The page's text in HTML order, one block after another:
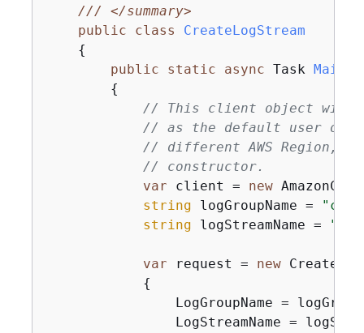
///
</summary>
public
class
CreateLogStream
{
public
static async Task Main
{
// This client object will be
// as the default user on
// different AWS Region,
// constructor.
var client = new
string logGroupName =
string logStreamName =
var request = new
{
LogGroupName =
LogStreamName =